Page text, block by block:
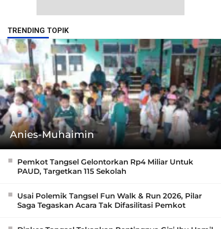
TRENDING TOPIK
Anies-Muhaimin
Pemkot Tangsel Gelontorkan Rp4 Miliar Untuk
PAUD, Targetkan 115 Sekolah
Usai Polemik Tangsel Fun Walk & Run 2026, Pilar
Saga Tegaskan Acara Tak Difasilitasi Pemkot